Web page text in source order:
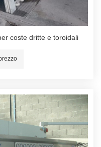
coste dritte e toroidali